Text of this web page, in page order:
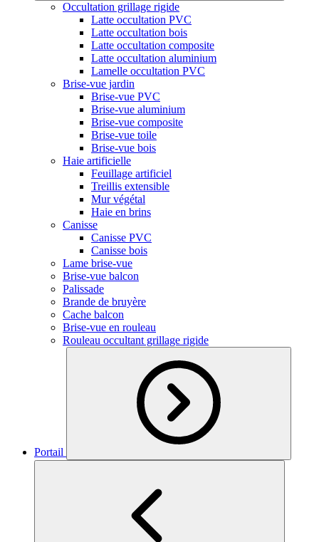
Occultation grillage rigide
Latte occultation PVC
Latte occultation bois
Latte occultation composite
Latte occultation aluminium
Lamelle occultation PVC
Brise-vue jardin
Brise-vue PVC
Brise-vue aluminium
Brise-vue composite
Brise-vue toile
Brise-vue bois
Haie artificielle
Feuillage artificiel
Treillis extensible
Mur végétal
Haie en brins
Canisse
Canisse PVC
Canisse bois
Lame brise-vue
Brise-vue balcon
Palissade
Brande de bruyère
Cache balcon
Brise-vue en rouleau
Rouleau occultant grillage rigide
Portail